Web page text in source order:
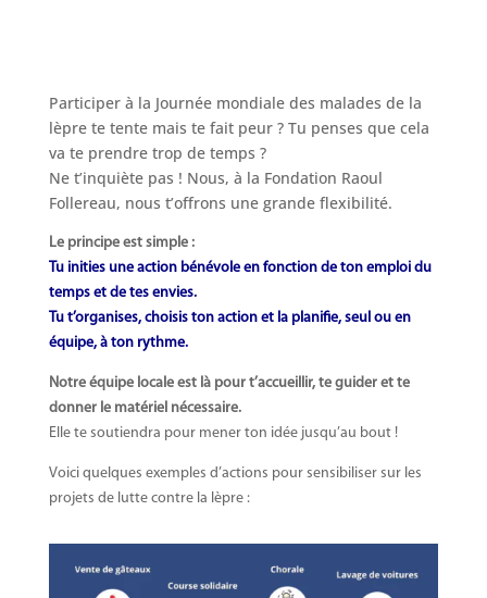
Participer à la Journée mondiale des malades de la
lèpre te tente mais te fait peur ? Tu penses que cela
va te prendre trop de temps ?
Ne t’inquiète pas ! Nous, à la Fondation Raoul
Follereau, nous t’offrons une grande flexibilité.
Le principe est simple :
Tu inities une action bénévole en fonction de ton emploi du
temps et de tes envies.
Tu t’organises, choisis ton action et la planifie, seul ou en
équipe, à ton rythme.
Notre équipe locale est là pour t’accueillir, te guider et te
donner le matériel nécessaire.
Elle te soutiendra pour mener ton idée jusqu’au bout !
Voici quelques exemples d’actions pour sensibiliser sur les
projets de lutte contre la lèpre :